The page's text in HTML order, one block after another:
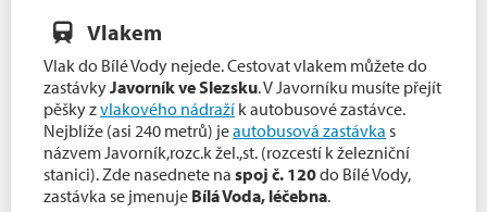
Vlakem
Vlak do Bílé Vody nejede. Cestovat vlakem můžete do
zastávkyJavorník ve Slezsku. V Javorníku musíte přejít
pěšky zvlakového nádraží k autobusové zastávce.
Nejblíže (asi 240 metrů) jeautobusová zastávka s
názvem Javorník,rozc.k žel.,st. (rozcestí k železniční
stanici). Zde nasednete na spoj č. 120do Bílé Vody,
zastávka se jmenuje Bílá Voda, léčebna.